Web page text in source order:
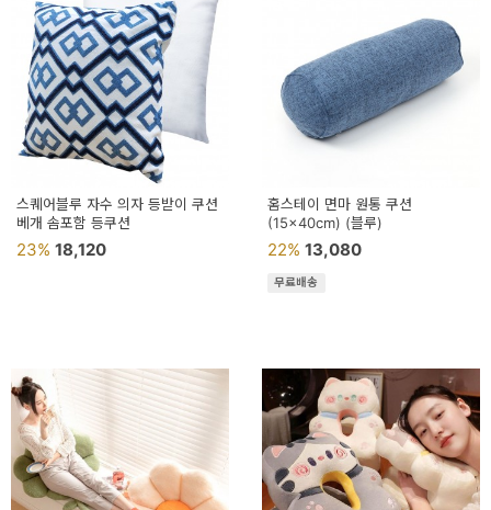
스퀘어블루 자수 의자 등받이 쿠션
베개 솜포함 등쿠션
23% 18,120
홈스테이 면마 원통 쿠션
(15x40cm) (블루)
22% 13,080
무료배송